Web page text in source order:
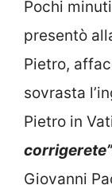
Pochi
presentò
Pietro,
sovrasta
Pietro in
corrigerete”
Giovanni